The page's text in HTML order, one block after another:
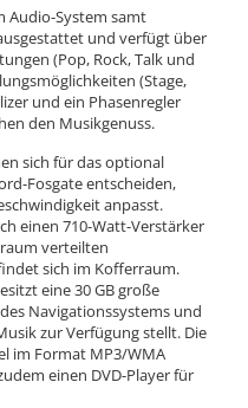
Audio-System samt
und verfügt über
(Pop, Rock, Talk und
(Stage,
und ein Phasenregler
den Musikgenuss.
sich für das optional
Fosgate entscheiden,
anpasst.
einen 710-Watt-Verstärker
verteilten
sich im Kofferraum.
eine 30 GB große
Navigationssystems und
zur Verfügung stellt. Die
im Format MP3/WMA
einen DVD-Player für